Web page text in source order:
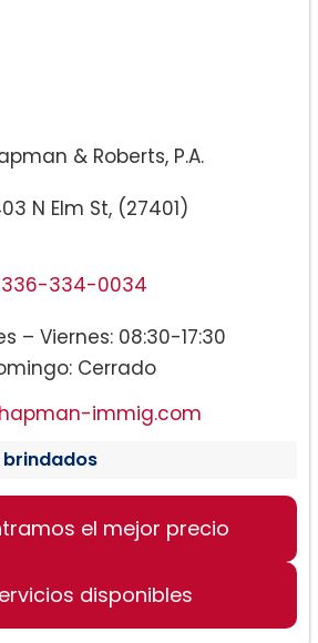
& Roberts, P.A.
N Elm St, (27401)
336-334-0034
– Viernes: 08:30-17:30
Cerrado
immig.com
el mejor precio
disponibles